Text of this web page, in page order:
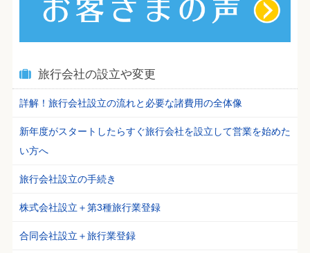
旅行会社の設立や変更
詳解！旅行会社設立の流れと必要な諸費用の全体像
新年度がスタートしたらすぐ旅行会社を設立して営業を始めた
い方へ
旅行会社設立の手続き
株式会社設立＋第3種旅行業登録
合同会社設立＋旅行業登録